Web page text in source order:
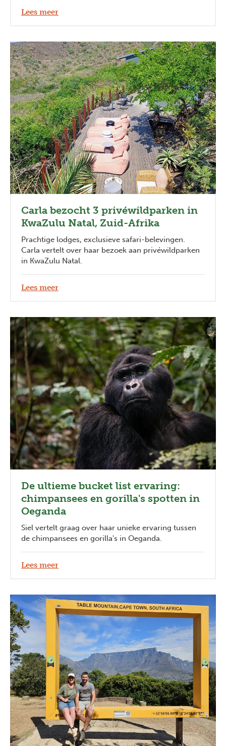
Lees meer
Carla bezocht 3 privéwildparken in
KwaZulu Natal, Zuid-Afrika
Prachtige lodges, exclusieve safari-belevingen.
Carla vertelt over haar bezoek aan privéwildparken
in KwaZulu Natal.
Lees meer
De ultieme bucket list ervaring:
chimpansees en gorilla's spotten in
Oeganda
Siel vertelt graag over haar unieke ervaring tussen
de chimpansees en gorilla's in Oeganda.
Lees meer